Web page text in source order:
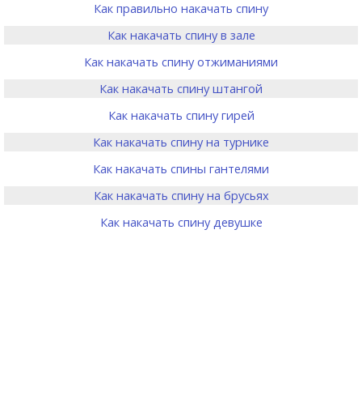
Как правильно накачать спину
Как накачать спину в зале
Как накачать спину отжиманиями
Как накачать спину штангой
Как накачать спину гирей
Как накачать спину на турнике
Как накачать спины гантелями
Как накачать спину на брусьях
Как накачать спину девушке